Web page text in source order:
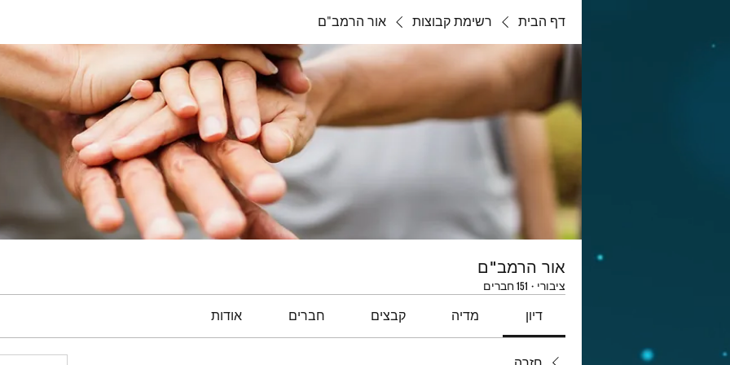
דף הבית רשימת קבוצות אור הרמב"ם
אור הרמב"ם
ציבורי · 151 חברים
דיון מדיה קבצים חברים אודות